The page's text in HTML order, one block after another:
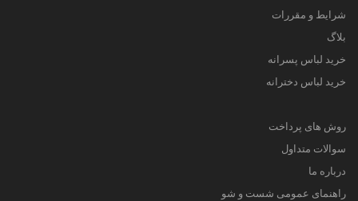
شرایط و مقررات
بلاگ
خرید لباس پسرانه
خرید لباس دخترانه
روش های پرداخت
سوالات متداول
درباره ما
راهنمای عمومی شست و شو